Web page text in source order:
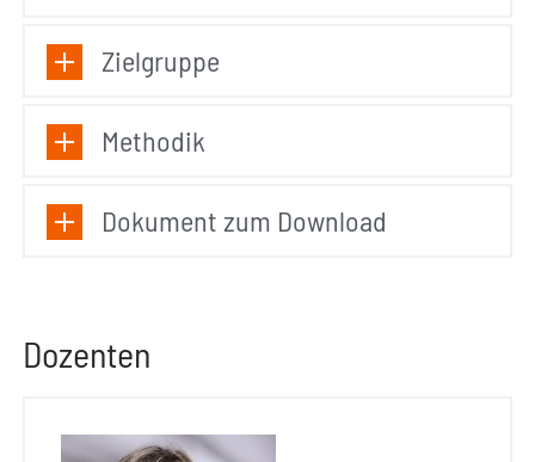
Zielgruppe
Methodik
Dokument zum Download
Dozenten